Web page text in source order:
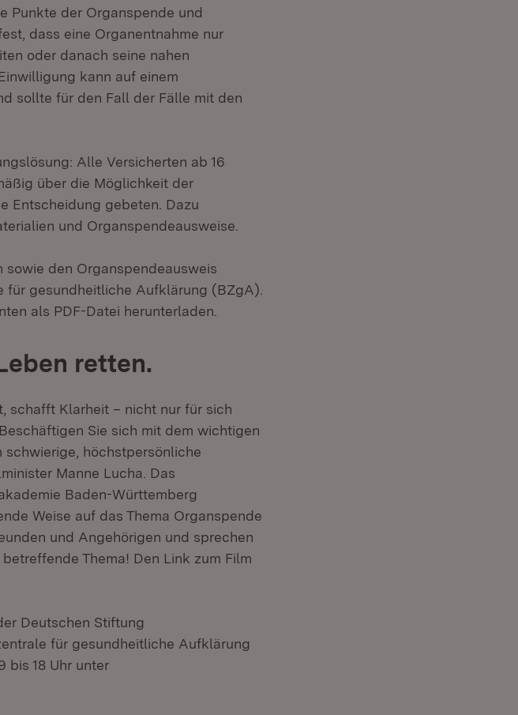
Punkte der Organspende und
dass eine Organentnahme nur
oder danach seine nahen
kann auf einem
sollte für den Fall der Fälle mit den
Alle Versicherten ab 16
über die Möglichkeit der
Entscheidung gebeten. Dazu
und Organspendeausweise.
den Organspendeausweis
für gesundheitliche Aufklärung (BZgA).
als PDF-Datei herunterladen.
retten.
schafft Klarheit – nicht nur für sich
Sie sich mit dem wichtigen
schwierige, höchstpersönliche
Manne Lucha. Das
Baden-Württemberg
Weise auf das Thema Organspende
und Angehörigen und sprechen
Thema! Den Link zum Film
Deutschen Stiftung
für gesundheitliche Aufklärung
bis 18 Uhr unter